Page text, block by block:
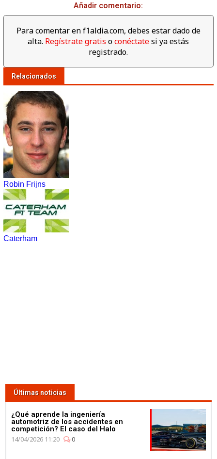
Añadir comentario:
Para comentar en f1aldia.com, debes estar dado de
alta. Regístrate gratis oconéctatesi ya estás
registrado.
Relacionados
Robin Frijns
Caterham
Últimas noticias
¿Qué aprende la ingeniería
automotriz de los accidentes en
competición? El caso del Halo
14/04/2026 11:20
0